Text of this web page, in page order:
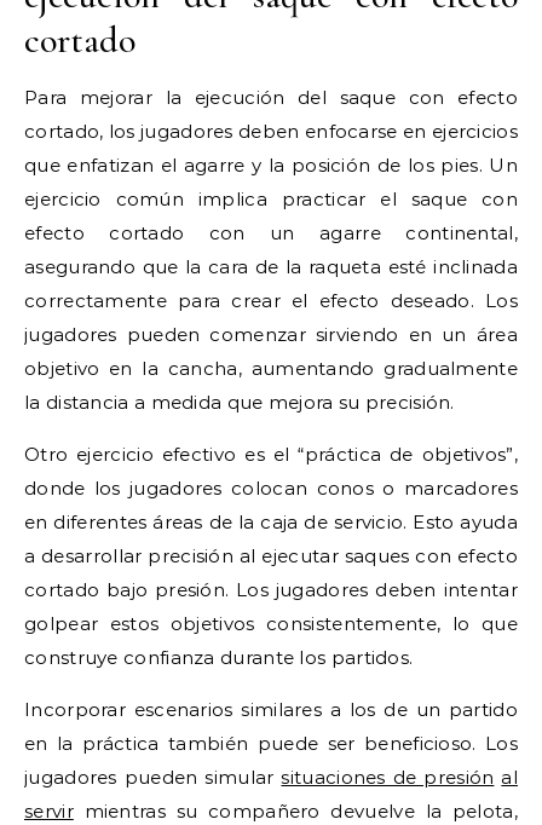
cortado
Para mejorar la ejecución del saque con efecto
cortado, los jugadores deben enfocarse en ejercicios
que enfatizan el agarre y la posición de los pies. Un
ejercicio común implica practicar el saque con
efecto cortado con un agarre continental,
asegurando que la cara de la raqueta esté inclinada
correctamente para crear el efecto deseado. Los
jugadores pueden comenzar sirviendo en un área
objetivo en la cancha, aumentando gradualmente
la distancia a medida que mejora su precisión.
Otro ejercicio efectivo es el “práctica de objetivos”,
donde los jugadores colocan conos o marcadores
en diferentes áreas de la caja de servicio. Esto ayuda
a desarrollar precisión al ejecutar saques con efecto
cortado bajo presión. Los jugadores deben intentar
golpear estos objetivos consistentemente, lo que
construye confianza durante los partidos.
Incorporar escenarios similares a los de un partido
en la práctica también puede ser beneficioso. Los
jugadores pueden simularsituaciones de presión al
servirmientras su compañero devuelve la pelota,